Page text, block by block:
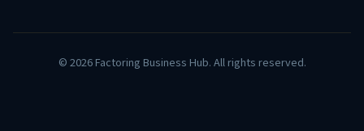
© 2026 Factoring Business Hub. All rights reserved.